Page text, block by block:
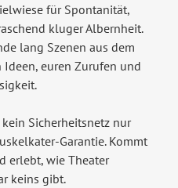
für Spontanität,
kluger Albernheit.
lang Szenen aus dem
euren Zurufen und
Sicherheitsnetz nur
Garantie. Kommt
erlebt, wie Theater
keins gibt.